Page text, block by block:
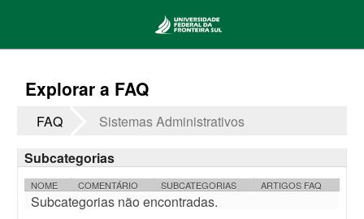
Explorar a FAQ
FAQ
Sistemas Administrativos
Subcategorias
NOME COMENTÁRIO SUBCATEGORIAS ARTIGOS FAQ
Subcategorias não encontradas.